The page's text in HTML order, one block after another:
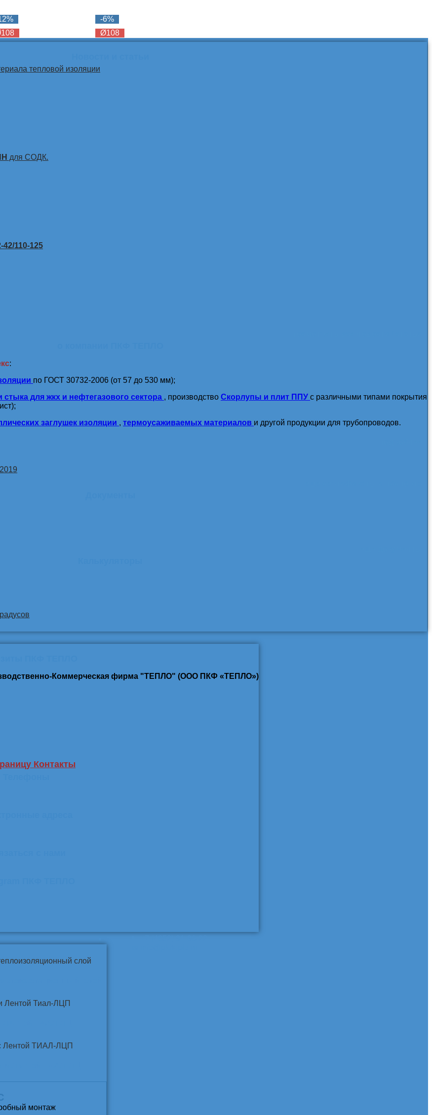
тепловой изоляции
для СОДК.
110-125
:
по ГОСТ 30732-2006 (от 57 до 530 мм);
стыка для жкх и нефтегазового сектора , производство Скорлупы и плит ППУ с различными типами покрытия
заглушек изоляции , термоусаживаемых материалов и другой продукции для трубопроводов.
Коммерческая фирма "ТЕПЛО" (ООО ПКФ «ТЕПЛО»)
Контакты
монтаж
-6%
Ø108